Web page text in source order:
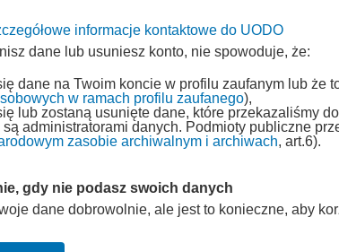
informacje kontaktowe do UODO
dane lub usuniesz konto, nie spowoduje, że:
dane na Twoim koncie w profilu zaufanym lub że
w ramach profilu zaufanego),
lub zostaną usunięte dane, które przekazaliśmy
są administratorami danych. Podmioty publiczne
zasobie archiwalnym i archiwach, art.6).
gdy nie podasz swoich danych
dane dobrowolnie, ale jest to konieczne, aby